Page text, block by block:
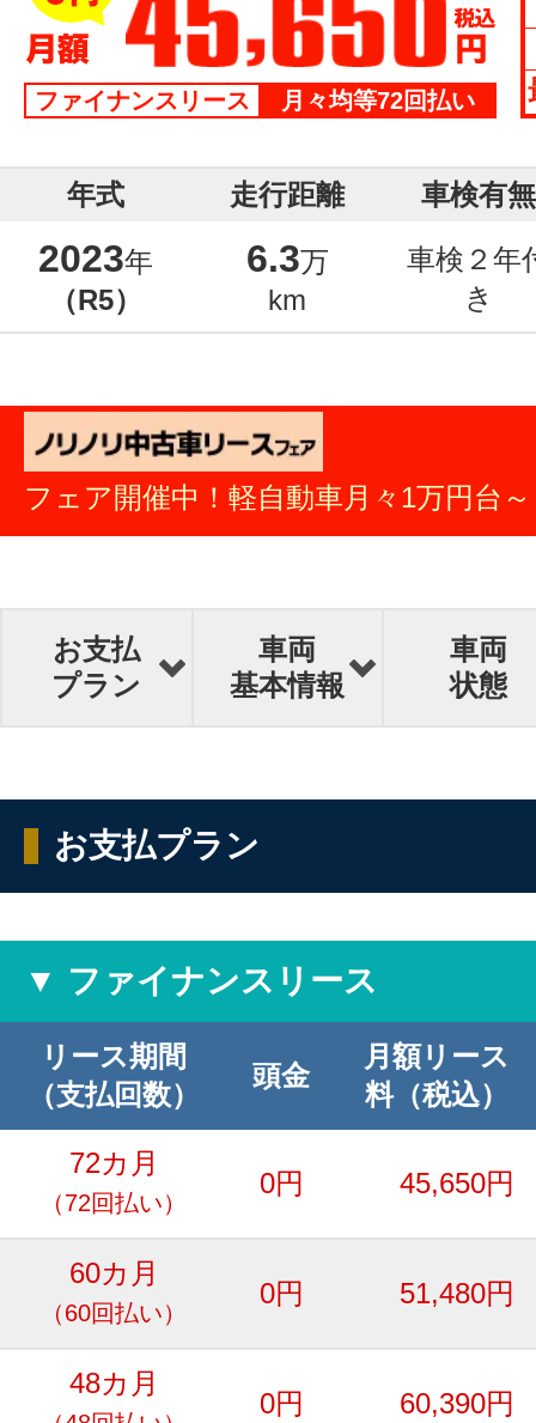
ファイナンスリース 月々均等72回払い
年式 走行距離 車検有無
2023年
（R5）
6.3万
km
車検２年
き
フェア開催中！軽自動車月々1万円台～
お支払
プラン
車両
基本情報
車両
状態
お支払プラン
▼ ファイナンスリース
リース期間
（支払回数）
頭金
月額リース
料（税込）
72カ月
（72回払い）
0円 45,650円
60カ月
（60回払い）
0円 51,480円
48カ月
0円 60,390円